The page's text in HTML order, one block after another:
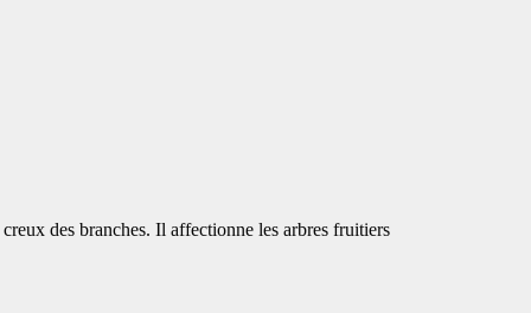
des branches. Il affectionne les arbres fruitiers